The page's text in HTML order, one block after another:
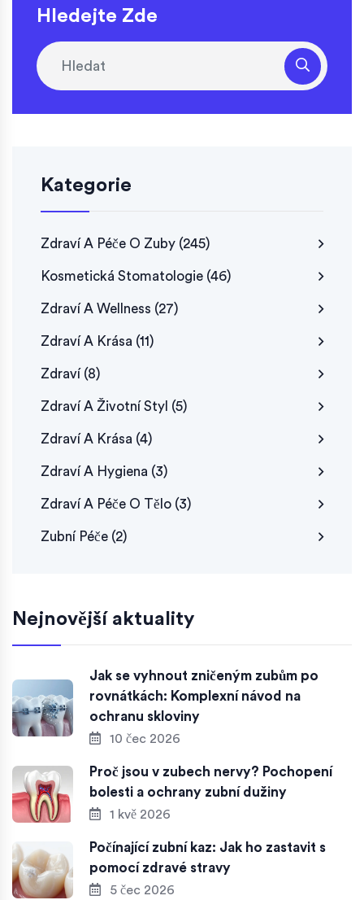
Hledejte Zde
Kategorie
Zdraví A Péče O Zuby (245)
Kosmetická Stomatologie (46)
Zdraví A Wellness (27)
Zdraví A Krása (11)
Zdraví (8)
Zdraví A Životní Styl (5)
Zdraví A Krása (4)
Zdraví A Hygiena (3)
Zdraví A Péče O Tělo (3)
Zubní Péče (2)
Nejnovější aktuality
Jak se vyhnout zničeným zubům po
rovnátkách: Komplexní návod na
ochranu skloviny
10 čec 2026
Proč jsou v zubech nervy? Pochopení
bolesti a ochrany zubní dužiny
1 kvě 2026
Počínající zubní kaz: Jak ho zastavit s
pomocí zdravé stravy
5 čec 2026